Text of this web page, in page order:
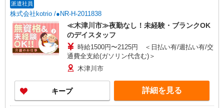
派遣社員
株式会社kotrio /●NR-H-2011838
≪木津川市≫夜勤なし！未経験・ブランクOK
のデイスタッフ
時給1500円〜2125円 ＜日払い有/週払い有/交
通費全支給(ガソリン代含む)＞
木津川市
キープ 詳細を見る